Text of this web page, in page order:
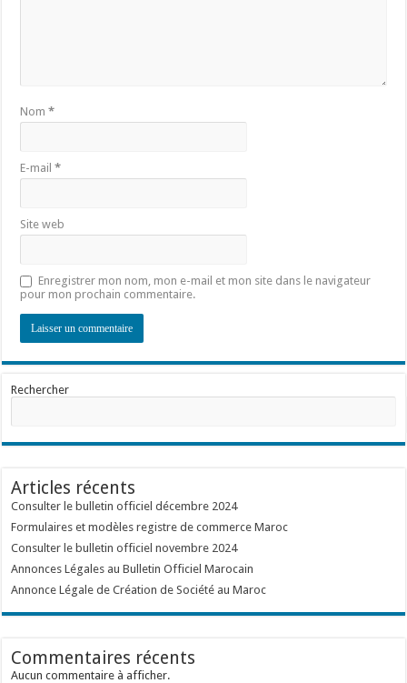
Nom*
E-mail*
Site web
Enregistrer mon nom, mon e-mail et mon site dans le navigateur
pour mon prochain commentaire.
Rechercher
Articles récents
Consulter le bulletin officiel décembre 2024
Formulaires et modèles registre de commerce Maroc
Consulter le bulletin officiel novembre 2024
Annonces Légales au Bulletin Officiel Marocain
Annonce Légale de Création de Société au Maroc
Commentaires récents
Aucun commentaire à afficher.